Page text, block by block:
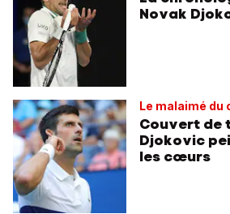
Novak
Le malaimé du
Couvert de
Djokovic
les cœurs